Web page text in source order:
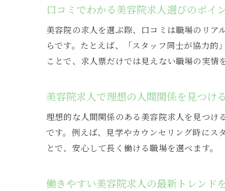
口コミでわかる美容院求人選びのポイ
美容院の求人を選ぶ際、口コミは職場のリ
らです。たとえば、「スタッフ同士が協力
ことで、求人票だけでは見えない職場の実情
美容院求人で理想の人間関係を見つけ
理想的な人間関係のある美容院求人を見つ
です。例えば、見学やカウンセリング時にス
とで、安心して長く働ける職場を選べます。
働きやすい美容院求人の最新トレンド